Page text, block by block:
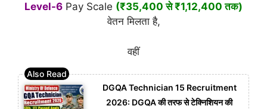
Level-6 Pay Scale (₹35,400 से ₹1,12,400 तक)
वेतन मिलता है,
वहीं
DGQA Technician 15 Recruitment
2026: DGQA की तरफ से टेक्निशियन की